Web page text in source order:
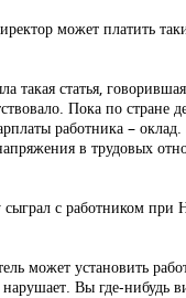
может платить
такая статья,
Пока по
работника –
в трудовых
с работником при
может установить
Вы где-нибудь